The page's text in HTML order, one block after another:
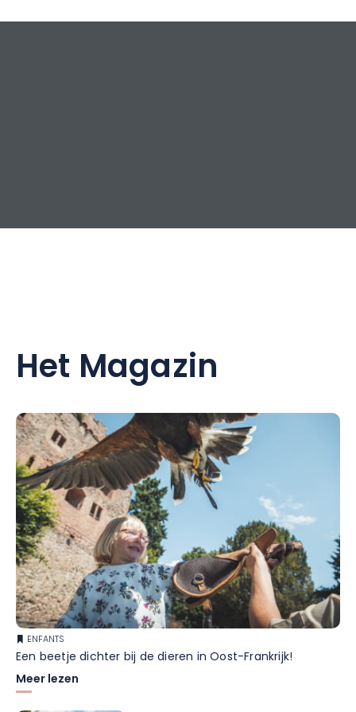
Het Magazin
ENFANTS
Een beetje dichter bij de dieren in Oost-Frankrijk!
Meer lezen